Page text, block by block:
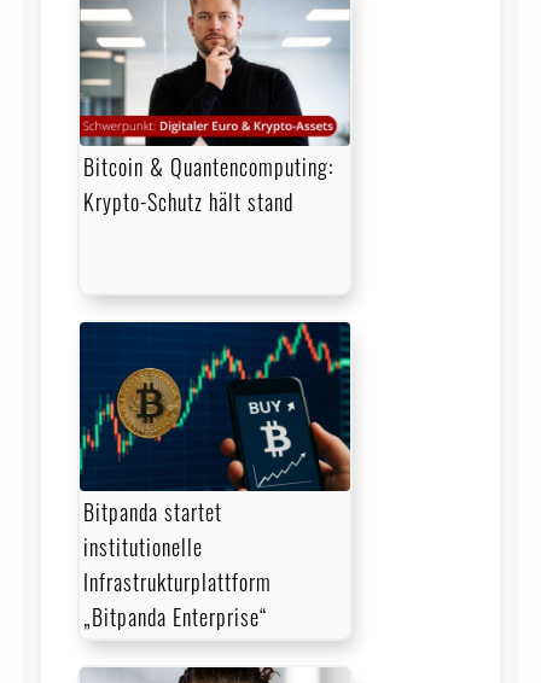
Bitcoin & Quantencomputing:
Krypto-Schutz hält stand
Bitpanda startet
institutionelle
Infrastrukturplattform
„Bitpanda Enterprise“